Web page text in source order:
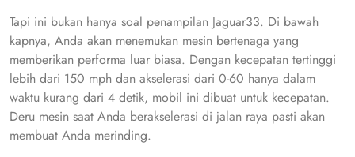
Tapi ini bukan hanya soal penampilan Jaguar33. Di bawah
kapnya, Anda akan menemukan mesin bertenaga yang
memberikan performa luar biasa. Dengan kecepatan tertinggi
lebih dari 150 mph dan akselerasi dari 0-60 hanya dalam
waktu kurang dari 4 detik, mobil ini dibuat untuk kecepatan.
Deru mesin saat Anda berakselerasi di jalan raya pasti akan
membuat Anda merinding.